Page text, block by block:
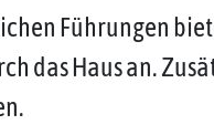
Führungen
das Haus an.